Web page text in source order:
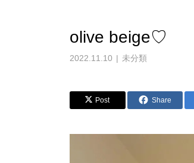
olive beige♡
2022.11.10 未分類
Post Share